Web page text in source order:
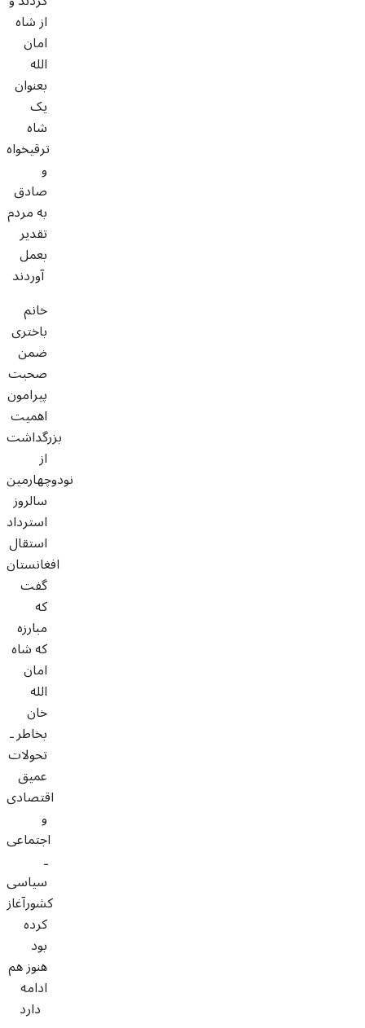
از شاه
امان
الله
بعنوان
یک
شاه
ترقیخواه
و
صادق
به مردم
تقدیر
بعمل
آوردند
خانم
باختری
ضمن
صحبت
پیرامون
اهمیت
بزرگداشت
از
نودوچهارمین
سالروز
استرداد
استقال
افغانستان
گفت
که
مبارزه
که شاه
امان
الله
خان
بخاطر ـ
تحولات
عمیق
اقتصادی
و
اجتماعی
ـ
سیاسی
کشورآغاز
کرده
بود
هنوز هم
ادامه
دارد